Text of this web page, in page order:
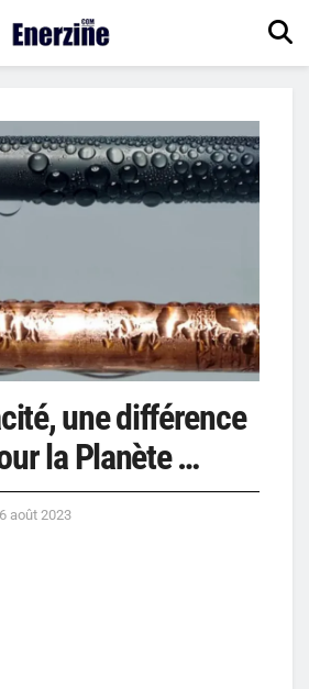
une différence
la Planète …
août 2023